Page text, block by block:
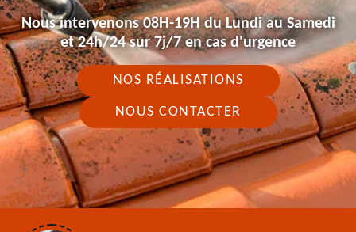
Nous intervenons 08H-19H du Lundi au Samedi
et 24h/24 sur 7j/7 en cas d'urgence
NOS RÉALISATIONS
NOUS CONTACTER